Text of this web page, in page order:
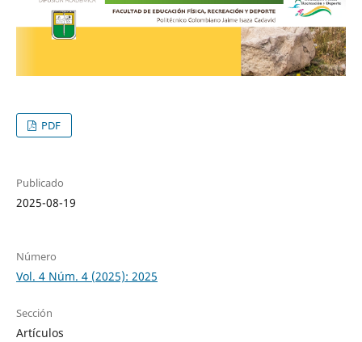
PDF
Publicado
2025-08-19
Número
Vol. 4 Núm. 4 (2025): 2025
Sección
Artículos